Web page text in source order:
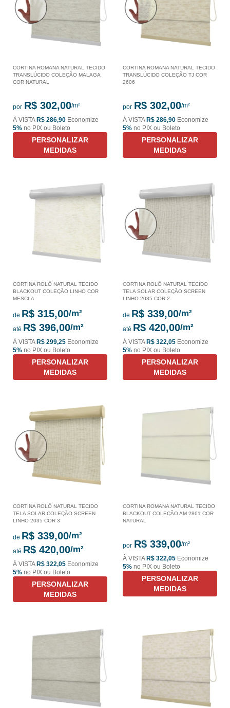
CORTINA ROMANA NATURAL TECIDO
TRANSLÚCIDO COLEÇÃO MALAGA
COR NATURAL
por R$ 302,00
À VISTAR$ 286,90 Economize
5% no PIX ou Boleto
PERSONALIZAR
MEDIDAS
CORTINA ROMANA NATURAL TECIDO
TRANSLÚCIDO COLEÇÃO TJ COR
2606
por R$ 302,00
À VISTAR$ 286,90 Economize
5% no PIX ou Boleto
PERSONALIZAR
MEDIDAS
CORTINA ROLÔ NATURAL TECIDO
BLACKOUT COLEÇÃO LINHO COR
MESCLA
de R$ 315,00
até R$ 396,00
À VISTAR$ 299,25 Economize
5% no PIX ou Boleto
PERSONALIZAR
MEDIDAS
CORTINA ROLÔ NATURAL TECIDO
TELA SOLAR COLEÇÃO SCREEN
LINHO 2035 COR 2
de R$ 339,00
até R$ 420,00
À VISTAR$ 322,05 Economize
5% no PIX ou Boleto
PERSONALIZAR
MEDIDAS
CORTINA ROLÔ NATURAL TECIDO
TELA SOLAR COLEÇÃO SCREEN
LINHO 2035 COR 3
de R$ 339,00
até R$ 420,00
À VISTAR$ 322,05 Economize
5% no PIX ou Boleto
PERSONALIZAR
MEDIDAS
CORTINA ROMANA NATURAL TECIDO
BLACKOUT COLEÇÃO AM 2861 COR
NATURAL
por R$ 339,00
À VISTAR$ 322,05 Economize
5% no PIX ou Boleto
PERSONALIZAR
MEDIDAS